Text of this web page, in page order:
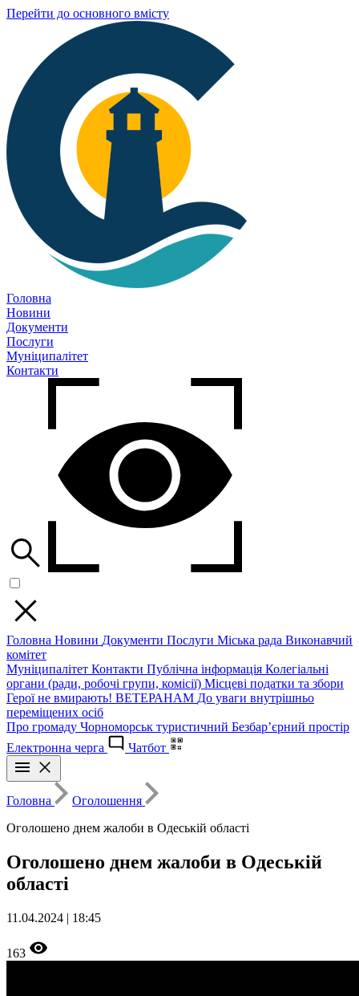
Перейти до основного вмісту
Головна
Новини
Документи
Послуги
Муніципалітет
Контакти
Головна Новини Документи Послуги Міська рада Виконавчий
комітет
Муніципалітет Контакти Публічна інформація Колегіальні
органи (ради, робочі групи, комісії) Місцеві податки та збори
Герої не вмирають! ВЕТЕРАНАМ До уваги внутрішньо
переміщених осіб
Про громаду Чорноморськ туристичний Безбар’єрний простір
Електронна черга
Чатбот
Головна
Оголошення
Оголошено днем жалоби в Одеській області
Оголошено днем жалоби в Одеській
області
11.04.2024 | 18:45
163